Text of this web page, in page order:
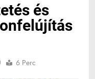
és
6 Perc